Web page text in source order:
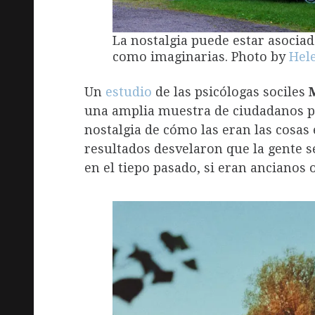
La nostalgia puede estar
como imaginarias. Photo by
Un estudio de las psicólogas sociles
una amplia muestra de ciudadanos
nostalgia de cómo las eran las
resultados desvelaron que la gente
en el tiepo pasado, si eran ancianos